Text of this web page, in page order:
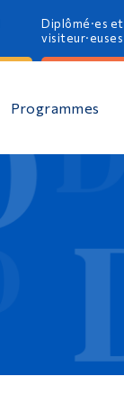
Diplômé·es et
visiteur·euses
Programmes